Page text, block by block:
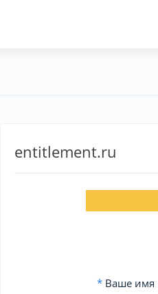
entitlement.ru
*Ваше имя